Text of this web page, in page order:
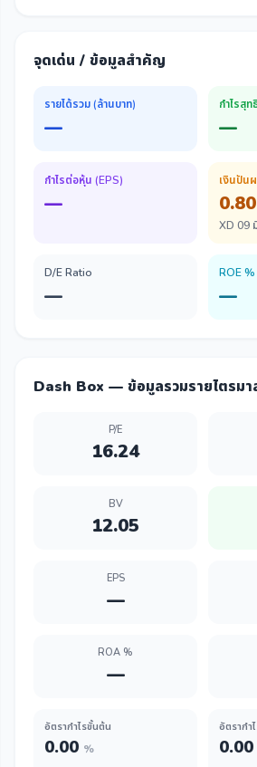
จุดเด่น / ข้อมูลสำคัญ
รายได้รวม (ล้านบาท)
—
กำไรสุท
—
กำไรต่อหุ้น (EPS)
—
เงินปัน
0.80
XD 09
D/E Ratio
—
ROE %
—
Dash Box — ข้อมูลรวมรายไตรมา
P/E
16.24
BV
12.05
EPS
—
ROA %
—
อัตรากำไรขั้นต้น
0.00 %
อัตรากำ
0.00